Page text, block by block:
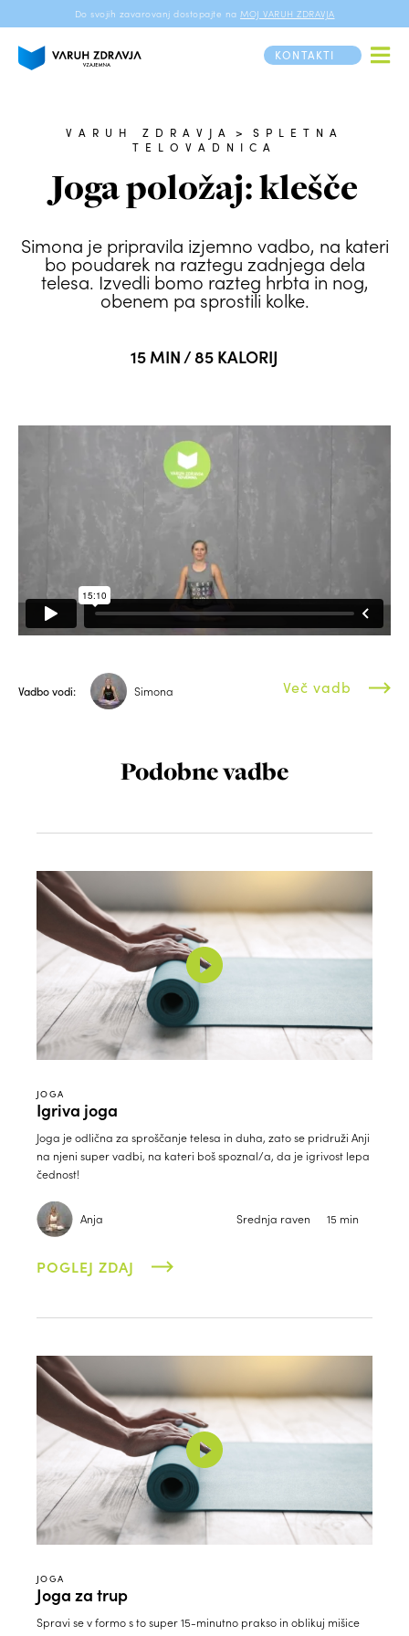
Do svojih zavarovanj dostopajte na MOJ VARUH ZDRAVJA
KONTAKTI
VARUH ZDRAVJA >
SPLETNA
TELOVADNICA
Joga položaj: klešče
Simona je pripravila izjemno vadbo, na kateri
bo poudarek na raztegu zadnjega dela
telesa. Izvedli bomo razteg hrbta in nog,
obenem pa sprostili kolke.
15 MIN / 85 KALORIJ
Vadbo vodi: Simona Več vadb
Podobne vadbe
JOGA
Igriva joga
Joga je odlična za sproščanje telesa in duha, zato se pridruži Anji
na njeni super vadbi, na kateri boš spoznal/a, da je igrivost lepa
čednost!
Anja Srednja raven 15 min
POGLEJ ZDAJ
JOGA
Joga za trup
Spravi se v formo s to super 15-minutno prakso in oblikuj mišice